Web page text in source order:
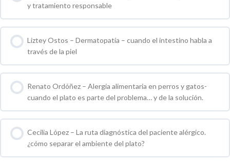
y tratamiento responsable
0 % COMPLETO 0 / 0 pasos
Liztey Ostos – Dermatopatía – cuando el intestino habla a
través de la piel
0 % COMPLETO 0 / 0 pasos
Renato Ordóñez – Alergia alimentaria en perros y gatos-
cuando el plato es parte del problema… y de la solución.
0 % COMPLETO 0 / 0 pasos
Cecilia López – La ruta diagnóstica del paciente alérgico.
¿cómo separar el ambiente del plato?
0 % COMPLETO 0 / 0 pasos